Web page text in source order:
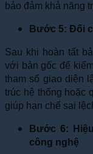
bảo đảm khả năng
Bước 5: Đối
Sau khi hoàn tất
với bản gốc để
tham số giao diện
trúc hệ thống hoặc
giúp hạn chế sai
Bước 6:
công nghệ